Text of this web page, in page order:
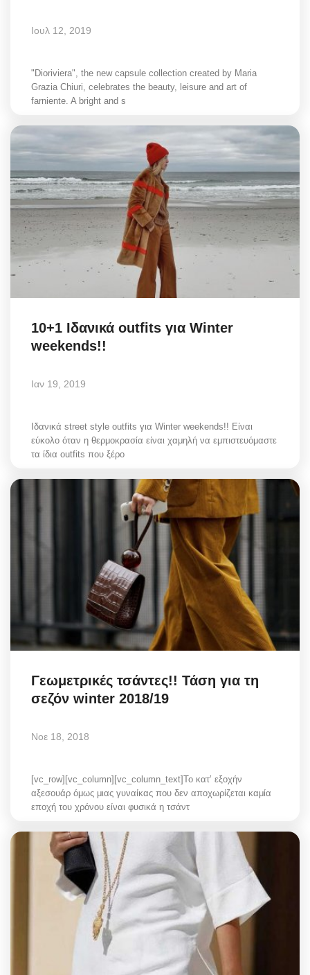
Ιουλ 12, 2019
"Dioriviera", the new capsule collection created by Maria
Grazia Chiuri, celebrates the beauty, leisure and art of
farniente. A bright and s
10+1 Ιδανικά outfits για Winter
weekends!!
Ιαν 19, 2019
Ιδανικά street style outfits για Winter weekends!! Είναι
εύκολο όταν η θερμοκρασία είναι χαμηλή να εμπιστευόμαστε
τα ίδια outfits που ξέρο
Γεωμετρικές τσάντες!! Τάση για τη
σεζόν winter 2018/19
Νοε 18, 2018
[vc_row][vc_column][vc_column_text]Το κατ’ εξοχήν
αξεσουάρ όμως μιας γυναίκας που δεν αποχωρίζεται καμία
εποχή του χρόνου είναι φυσικά η τσάντ